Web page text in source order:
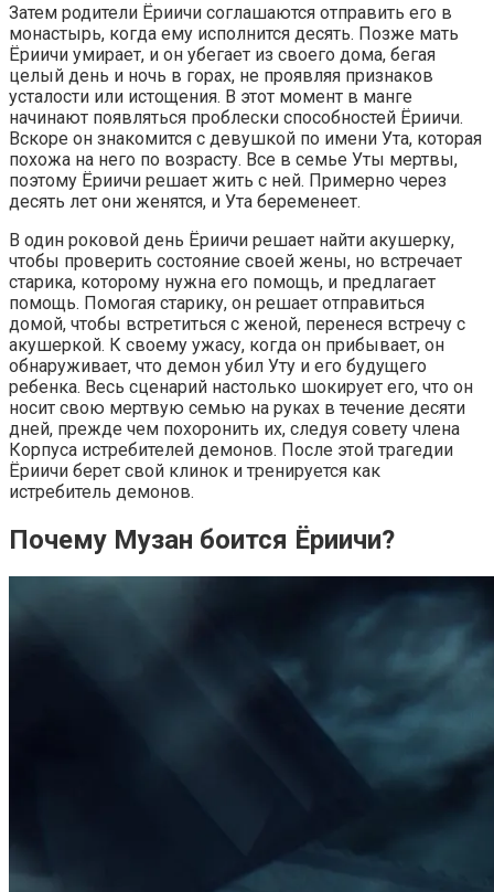
Затем родители Ёриичи соглашаются отправить его в
монастырь, когда ему исполнится десять. Позже мать
Ёриичи умирает, и он убегает из своего дома, бегая
целый день и ночь в горах, не проявляя признаков
усталости или истощения. В этот момент в манге
начинают появляться проблески способностей Ёриичи.
Вскоре он знакомится с девушкой по имени Ута, которая
похожа на него по возрасту. Все в семье Уты мертвы,
поэтому Ёриичи решает жить с ней. Примерно через
десять лет они женятся, и Ута беременеет.
В один роковой день Ёриичи решает найти акушерку,
чтобы проверить состояние своей жены, но встречает
старика, которому нужна его помощь, и предлагает
помощь. Помогая старику, он решает отправиться
домой, чтобы встретиться с женой, перенеся встречу с
акушеркой. К своему ужасу, когда он прибывает, он
обнаруживает, что демон убил Уту и его будущего
ребенка. Весь сценарий настолько шокирует его, что он
носит свою мертвую семью на руках в течение десяти
дней, прежде чем похоронить их, следуя совету члена
Корпуса истребителей демонов. После этой трагедии
Ёриичи берет свой клинок и тренируется как
истребитель демонов.
Почему Музан боится Ёриичи?